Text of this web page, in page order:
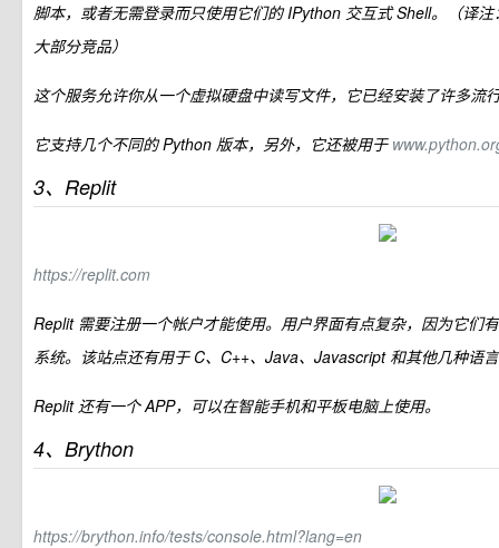
脚本，或者无需登录而只使用它们的 IPython 交互式 Shell。（译
大部分竞品）
这个服务允许你从一个虚拟硬盘中读写文件，它已经安装了许多流
它支持几个不同的 Python 版本，另外，它还被用于
3、Replit
https://replit.com
Replit 需要注册一个帐户才能使用。用户界面有点复杂，因为它们
系统。该站点还有用于 C、C++、Java、Javascript 和其他几种语
Replit 还有一个 APP，可以在智能手机和平板电脑上使用。
4、Brython
https://brython.info/tests/console.html?lang=en